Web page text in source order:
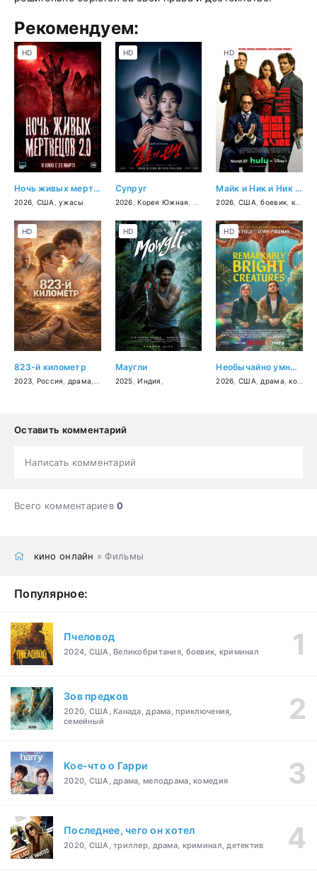
Рекомендуем:
Ночь живых мертвецов 2.0
2026 США ,ужасы
HD
Супруг
2026 ,Корея Южная триллер,детектив
HD
Майк и Ник и Ник и Элис
2026 США ,боевик комедия
HD
823-й километр
2023 Россия драма военный, история
HD
Маугли
2025 ,Индия
HD
Необычайно умные создания
2026 США драма ,комедия
HD
Оставить комментарий
Написать комментарий
Всего комментариев0
кино онлайн » Фильмы
Популярное:
Пчеловод
2024, США, Великобритания, боевик, криминал
Зов предков
2020, США, Канада, драма, приключения,
семейный
Кое-что о Гарри
2020, США, драма, мелодрама, комедия
Последнее, чего он хотел
2020, США, триллер, драма, криминал, детектив